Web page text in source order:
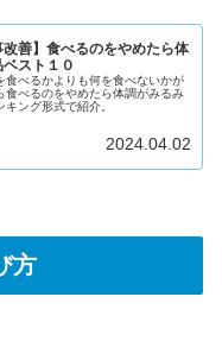
改善】食べるのをやめたら体
スト１０
食べるかよりも何を食べないかが
食べるのをやめたら体調がみるみ
ング形式で紹介。
2024.04.02
方